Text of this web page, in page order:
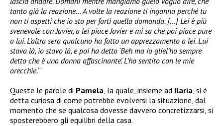
tanto già la reazione… A volte la reazione ti inganna perché tu
non ti aspetti che io sto per farti quella domanda. […] Lei è più
svenevole con Javier, a lei piace Javier e mi sa che poi piace pure
a lui. L’altra sera qualcuno ha fatto un apprezzamento a lei. Lui
stava là, io stavo là, e poi ha detto ‘Beh ma io gliel’ho sempre
detto che è una donna affascinante’. L’ho sentito con le mie
orecchie.“
Queste le parole di Pamela, la quale, insieme ad Ilaria, si è
detta curiosa di come potrebbe evolversi la situazione, dal
momento che se qualcosa dovesse davvero concretizzarsi, si
sposterebbero gli equilibri della casa.